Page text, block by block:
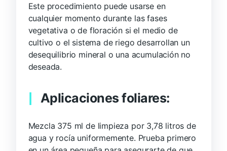
Este procedimiento puede usarse en
cualquier momento durante las fases
vegetativa o de floración si el medio de
cultivo o el sistema de riego desarrollan un
desequilibrio mineral o una acumulación no
deseada.
Aplicaciones foliares:
Mezcla 375 ml de limpieza por 3,78 litros de
agua y rocía uniformemente. Prueba primero